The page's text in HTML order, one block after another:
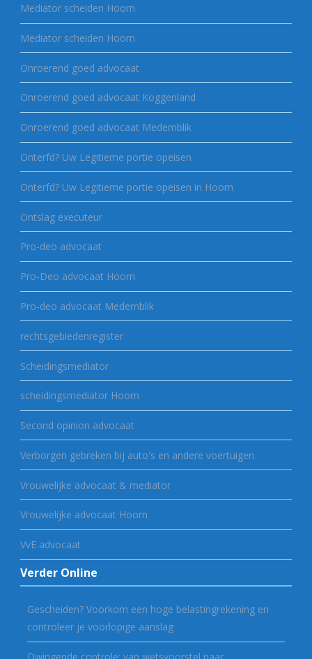
Mediator scheiden Hoorn
Mediator scheiden Hoorn
Onroerend goed advocaat
Onroerend goed advocaat Koggenland
Onroerend goed advocaat Medemblik
Onterfd? Uw Legitieme portie opeisen
Onterfd? Uw Legitieme portie opeisen in Hoorn
Ontslag executeur
Pro-deo advocaat
Pro-Deo advocaat Hoorn
Pro-deo advocaat Medemblik
rechtsgebiedenregister
Scheidingsmediator
scheidingsmediator Hoorn
Second opinion advocaat
Verborgen gebreken bij auto's en andere voertuigen
Vrouwelijke advocaat & mediator
Vrouwelijke advocaat Hoorn
VvE advocaat
Verder Online
Gescheiden? Voorkom een hoge belastingrekening en
controleer je voorlopige aanslag